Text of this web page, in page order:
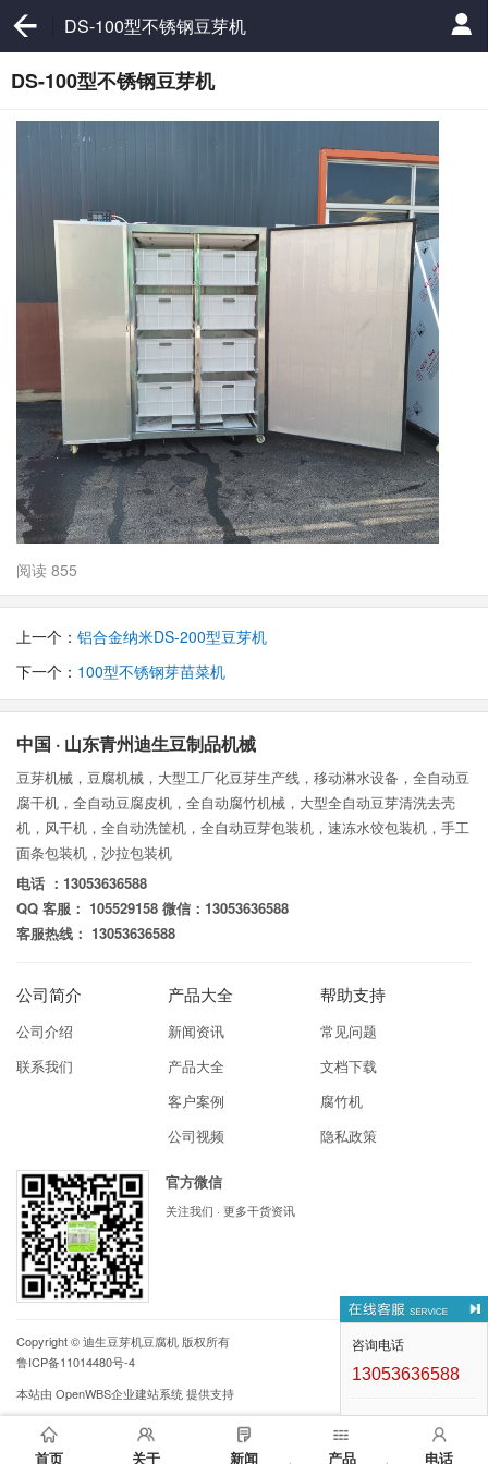
DS-100型不锈钢豆芽机
DS-100型不锈钢豆芽机
阅读 855
上一个： 铝合金纳米DS-200型豆芽机
下一个： 100型不锈钢芽苗菜机
首页 关于 新闻 产品 电话
中国 · 山东青州迪生豆制品机械
豆芽机械，豆腐机械，大型工厂化豆芽生产线，移动淋水设备，全自动豆
腐干机，全自动豆腐皮机，全自动腐竹机械，大型全自动豆芽清洗去壳
机，风干机，全自动洗筐机，全自动豆芽包装机，速冻水饺包装机，手工
面条包装机，沙拉包装机
电话 ：13053636588
QQ 客服： 105529158 微信：13053636588
客服热线： 13053636588
公司简介
公司介绍
联系我们
产品大全
新闻资讯
产品大全
客户案例
公司视频
帮助支持
常见问题
文档下载
腐竹机
隐私政策
官方微信
关注我们 · 更多干货资讯
Copyright ©迪生豆芽机豆腐机 版权所有
鲁ICP备11014480号-4
本站由 OpenWBS企业建站系统 提供支持
咨询电话
13053636588